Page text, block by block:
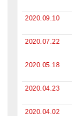
2020.09.10
2020.07.22
2020.05.18
2020.04.23
2020.04.02